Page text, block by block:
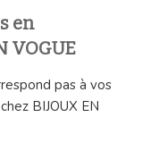
en
VOGUE
pas à vos
BIJOUX EN